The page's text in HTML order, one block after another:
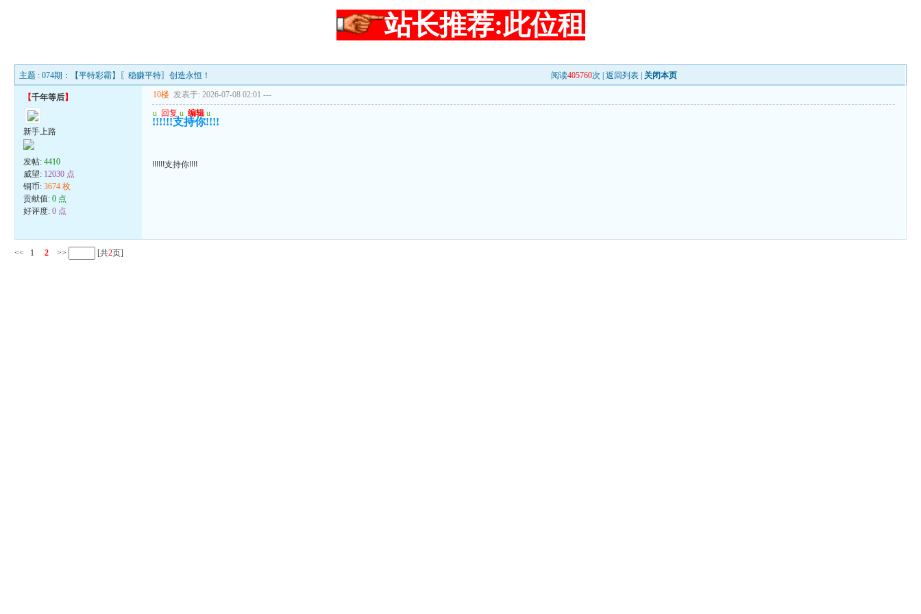
站长推荐:此位租
主题 : 074期：【平特彩霸】〖稳赚平特〗创造永恒！ 阅读405760次 |返回列表 关闭本页
【千年等后】
新手上路
发帖:4410
威望: 12030 点
铜币:3674 枚
贡献值:0 点
好评度:0 点
10楼 发表于: 2026-07-08 02:01 ---
u 回复 u 编辑 u
!!!!!!支持你!!!!
!!!!!!支持你!!!!
<< 1 2 >> [共2页]